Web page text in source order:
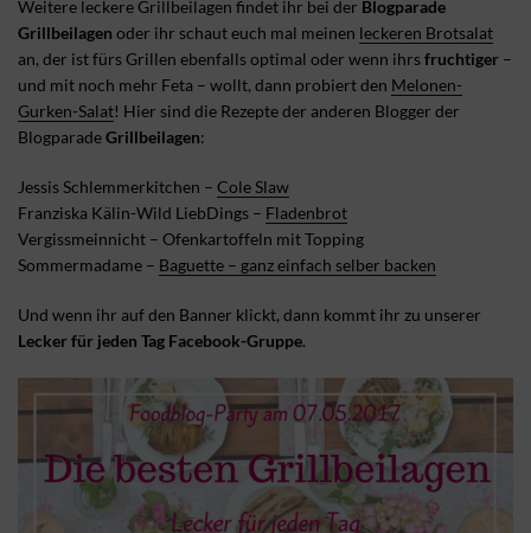
Weitere leckere Grillbeilagen findet ihr bei der Blogparade
Grillbeilagen oder ihr schaut euch mal meinen leckeren Brotsalat
an, der ist fürs Grillen ebenfalls optimal oder wenn ihrsfruchtiger –
und mit noch mehr Feta – wollt, dann probiert den Melonen-
Gurken-Salat! Hier sind die Rezepte der anderen Blogger der
BlogparadeGrillbeilagen:
Jessis Schlemmerkitchen – Cole Slaw
Franziska Kälin-Wild LiebDings – Fladenbrot
Vergissmeinnicht – Ofenkartoffeln mit Topping
Sommermadame – Baguette – ganz einfach selber backen
Und wenn ihr auf den Banner klickt, dann kommt ihr zu unserer
Lecker für jeden Tag Facebook-Gruppe.